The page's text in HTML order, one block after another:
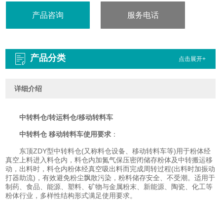
产品咨询 服务电话
产品分类 点击展开+
详细介绍
中转料仓/转运料仓/移动转料车
中转料仓 移动转料车使用要求 ：
东顶ZDY型中转料仓(又称料仓设备、移动转料车等)用于粉体经
真空上料进入料仓内，料仓内加氮气保压密闭储存粉体及中转搬运移
动，出料时，料仓内粉体经真空吸出料而完成周转过程(出料时加振动
打器助流)，有效避免粉尘飘散污染，粉料储存安全、不受潮。适用于
制药、食品、能源、塑料、矿物与金属粉末、新能源、陶瓷、化工等
粉体行业，多样性结构形式满足使用要求。